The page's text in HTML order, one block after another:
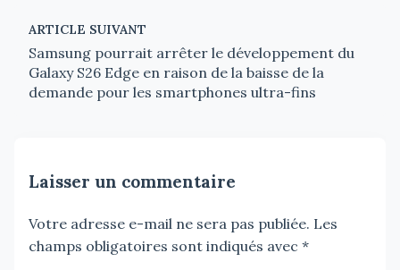
ARTICLE SUIVANT
Samsung pourrait arrêter le développement du
Galaxy S26 Edge en raison de la baisse de la
demande pour les smartphones ultra-fins
Laisser un commentaire
Votre adresse e-mail ne sera pas publiée. Les
champs obligatoires sont indiqués avec *